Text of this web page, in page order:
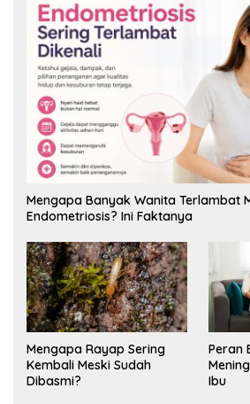
Mengapa Banyak Wanita Terlambat
Endometriosis? Ini Faktanya
Mengapa Rayap Sering
Kembali Meski Sudah
Dibasmi?
Peran
Ibu